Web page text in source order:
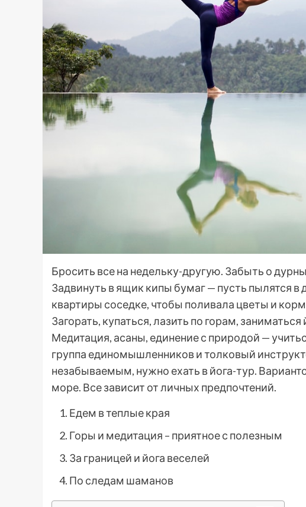
Бросить все на недельку-другую. Забыть о
Задвинуть в ящик кипы бумаг — пусть пылятся
квартиры соседке, чтобы поливала цветы и
Загорать, купаться, лазить по горам,
Медитация, асаны, единение с природой —
группа единомышленников и толковый
незабываемым, нужно ехать в йога-тур.
море. Все зависит от личных предпочтений.
Едем в теплые края
Горы и медитация – приятное с полезным
За границей и йога веселей
По следам шаманов